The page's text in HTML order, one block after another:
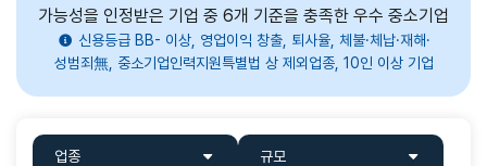
가능성을 인정받은 기업 중 6개 기준을 충족한 우수 중소기업
신용등급 BB- 이상, 영업이익 창출, 퇴사율, 체불·체납·재해·
성범죄無, 중소기업인력지원특별법 상 제외업종, 10인 이상 기업
검색
업종 규모